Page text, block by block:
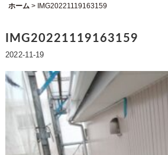
ホーム> IMG20221119163159
IMG20221119163159
2022-11-19